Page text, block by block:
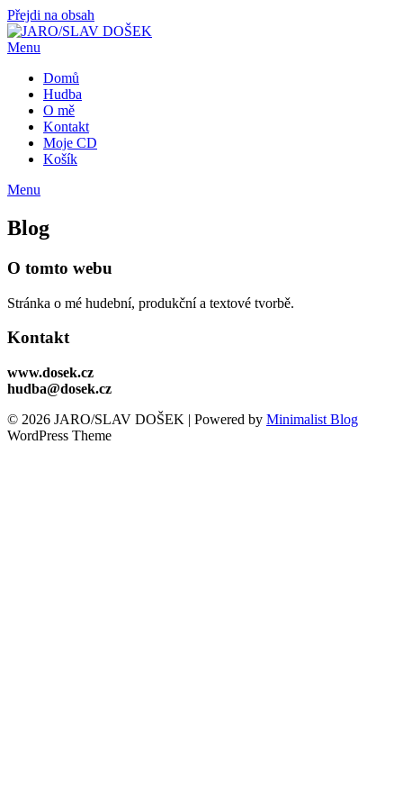
Přejdi na obsah
Menu
Domů
Hudba
O mě
Kontakt
Moje CD
Košík
Menu
Blog
O tomto webu
Stránka o mé hudební, produkční a textové tvorbě.
Kontakt
www.dosek.cz
hudba@dosek.cz
© 2026 JARO/SLAV DOŠEK | Powered by Minimalist Blog
WordPress Theme